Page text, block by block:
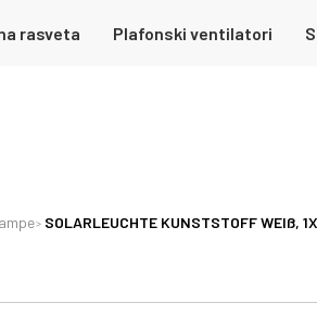
rasveta Plafonski ventilatori
SOLARLEUCHTE KUNSTSTOFF